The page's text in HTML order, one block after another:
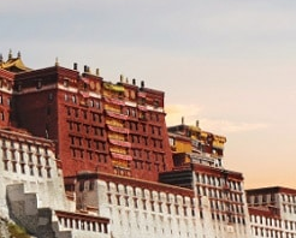
en Chine
Roads
Asian Roads
en Chine
et culturel en Chine
de la Chine
Chine